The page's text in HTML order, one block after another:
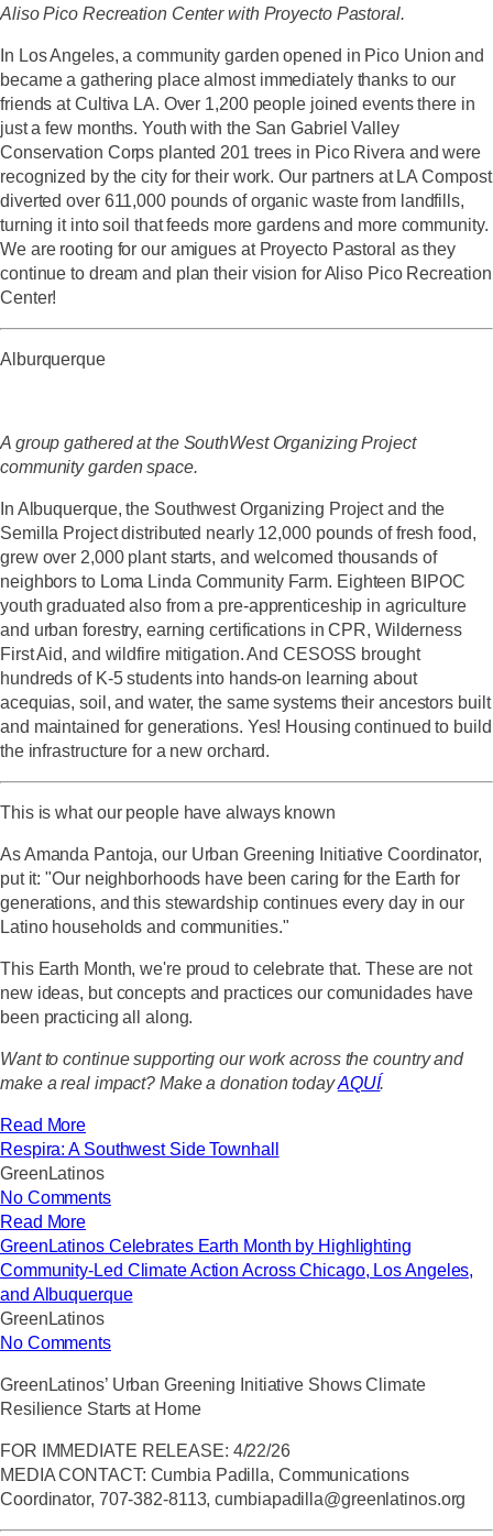
Aliso Pico Recreation Center with Proyecto Pastoral.
In Los Angeles, a community garden opened in Pico Union and
became a gathering place almost immediately thanks to our
friends at Cultiva LA. Over 1,200 people joined events there in
just a few months. Youth with the San Gabriel Valley
Conservation Corps planted 201 trees in Pico Rivera and were
recognized by the city for their work. Our partners at LA Compost
diverted over 611,000 pounds of organic waste from landfills,
turning it into soil that feeds more gardens and more community.
We are rooting for our amigues at Proyecto Pastoral as they
continue to dream and plan their vision for Aliso Pico Recreation
Center!
Alburquerque
A group gathered at the SouthWest Organizing Project
community garden space.
In Albuquerque, the Southwest Organizing Project and the
Semilla Project distributed nearly 12,000 pounds of fresh food,
grew over 2,000 plant starts, and welcomed thousands of
neighbors to Loma Linda Community Farm. Eighteen BIPOC
youth graduated also from a pre-apprenticeship in agriculture
and urban forestry, earning certifications in CPR, Wilderness
First Aid, and wildfire mitigation. And CESOSS brought
hundreds of K-5 students into hands-on learning about
acequias, soil, and water, the same systems their ancestors built
and maintained for generations. Yes! Housing continued to build
the infrastructure for a new orchard.
This is what our people have always known
As Amanda Pantoja, our Urban Greening Initiative Coordinator,
put it: "Our neighborhoods have been caring for the Earth for
generations, and this stewardship continues every day in our
Latino households and communities."
This Earth Month, we're proud to celebrate that. These are not
new ideas, but concepts and practices our comunidades have
been practicing all along.
Want to continue supporting our work across the country and
make a real impact? Make a donation todayAQUÍ. ​
Read More
Respira: A Southwest Side Townhall
GreenLatinos
No Comments
Read More
GreenLatinos Celebrates Earth Month by Highlighting
Community-Led Climate Action Across Chicago, Los Angeles,
and Albuquerque
GreenLatinos
No Comments
GreenLatinos’ Urban Greening Initiative Shows Climate
Resilience Starts at Home
FOR IMMEDIATE RELEASE: 4/22/26
MEDIA CONTACT: Cumbia Padilla, Communications
Coordinator, 707-382-8113,cumbiapadilla@greenlatinos.org